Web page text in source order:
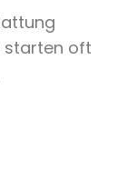
starten oft